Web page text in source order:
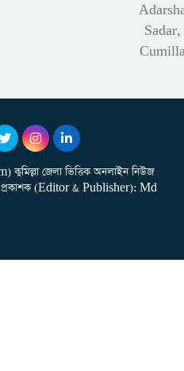
Sadar,
জেলা ভিত্তিক অনলাইন নিউজ
প্রকাশক (Editor & Publisher): Md